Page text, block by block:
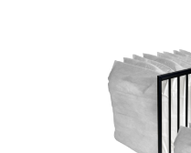
Bildergalerie überspringen